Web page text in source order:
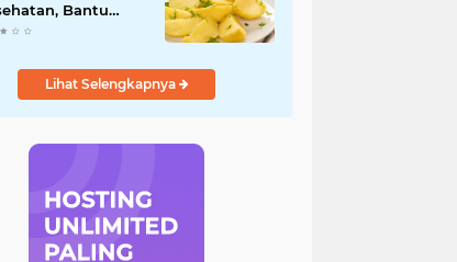
Bantu
Berat Badan
Lihat Selengkapnya